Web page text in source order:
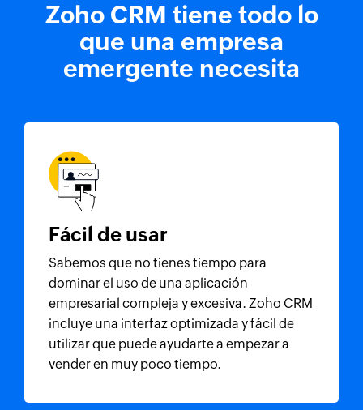
Zoho CRM tiene todolo
que una empresa
emergente necesita
Fácil de usar
Sabemos que no tienes tiempo para
dominar el uso de una aplicación
empresarial compleja y excesiva. Zoho CRM
incluye una interfaz optimizada y fácil de
utilizar que puede ayudarte a empezar a
vender en muy poco tiempo.